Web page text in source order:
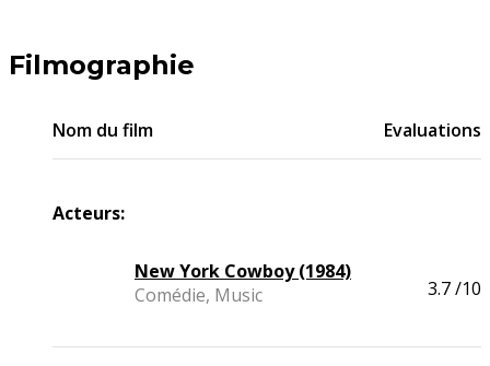
Filmographie
Nom du film Evaluations
Acteurs:
New York Cowboy (1984)
Comédie, Music
3.7/10